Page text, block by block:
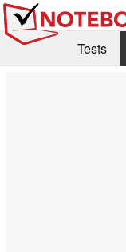
Tests